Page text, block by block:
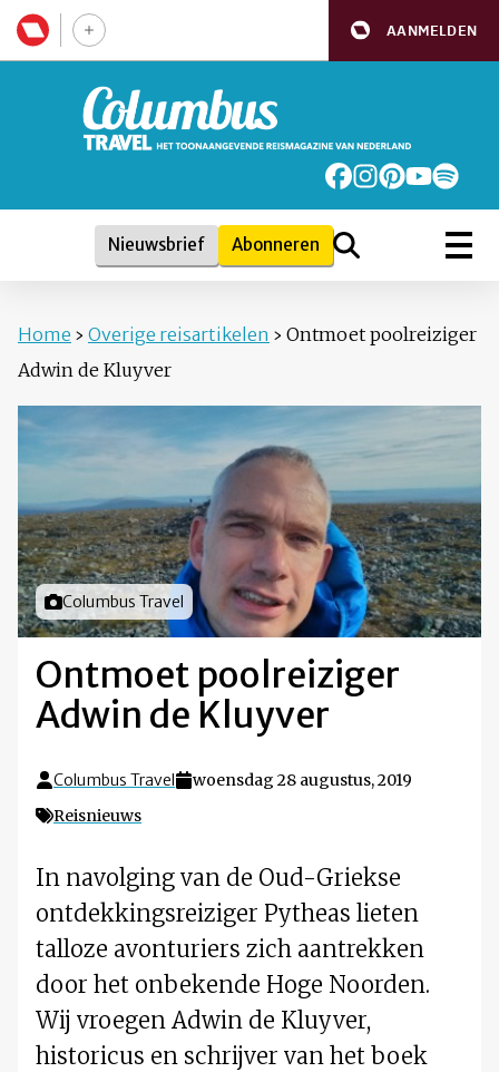
AANMELDEN
Nieuwsbrief Abonneren
Home › Overige reisartikelen › Ontmoet poolreiziger
Adwin de Kluyver
Foto door
Columbus Travel
Ontmoet poolreiziger
Adwin de Kluyver
Columbus Travel
woensdag 28 augustus, 2019
Reisnieuws
In navolging van de Oud-Griekse
ontdekkingsreiziger Pytheas lieten
talloze avonturiers zich aantrekken
door het onbekende Hoge Noorden.
Wij vroegen Adwin de Kluyver,
historicus en schrijver van het boek